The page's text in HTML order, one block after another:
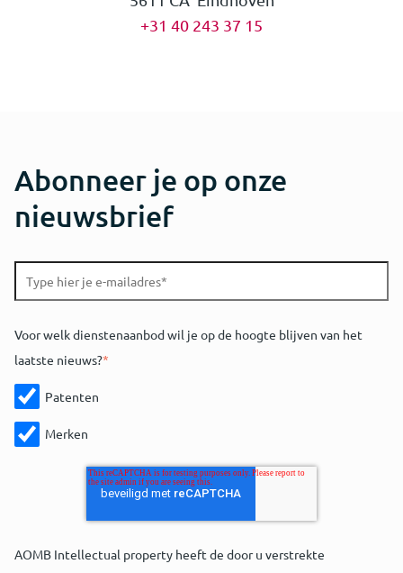
+31 40 243 37 15
Abonneer je op onze
nieuwsbrief
Voor welk dienstenaanbod wil je op de hoogte blijven van het
laatste nieuws?*
Patenten
Merken
AOMB Intellectual property heeft de door u verstrekte